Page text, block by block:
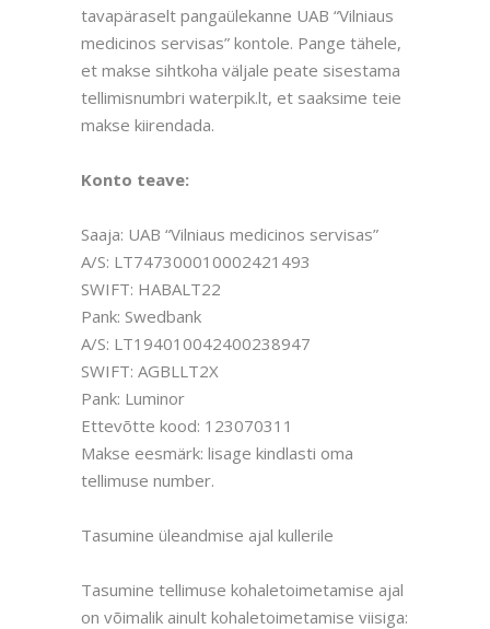
tavapäraselt pangaülekanne UAB “Vilniaus
medicinos servisas” kontole. Pange tähele,
et makse sihtkoha väljale peate sisestama
tellimisnumbri waterpik.lt, et saaksime teie
makse kiirendada.
Konto teave:
Saaja: UAB “Vilniaus medicinos servisas”
A/S: LT747300010002421493
SWIFT: HABALT22
Pank: Swedbank
A/S: LT194010042400238947
SWIFT: AGBLLT2X
Pank: Luminor
Ettevõtte kood: 123070311
Makse eesmärk: lisage kindlasti oma
tellimuse number.
Tasumine üleandmise ajal kullerile
Tasumine tellimuse kohaletoimetamise ajal
on võimalik ainult kohaletoimetamise viisiga: